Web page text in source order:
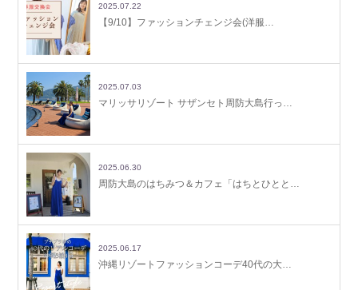
2025.07.22
【9/10】ファッションチェンジ会(洋服…
2025.07.03
マリッサリゾート サザンセト周防大島行っ…
2025.06.30
周防大島のはちみつ＆カフェ「はちとひとと…
2025.06.17
沖縄リゾートファッションコーデ40代の大…